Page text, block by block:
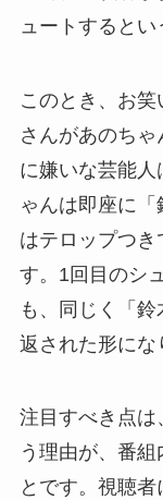
ュートするとい
このとき、お
さんがあのち
に嫌いな芸能
ゃんは即座に
はテロップつき
す。1回目のシ
も、同じく「
返された形にな
注目すべき点は
う理由が、番
とです。視聴